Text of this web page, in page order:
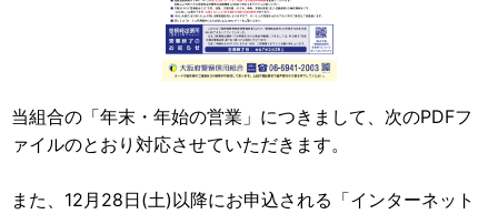
当組合の「年末・年始の営業」につきまして、次のPDFフ
ァイルのとおり対応させていただきます。
また、12月28日(土)以降にお申込される「インターネット